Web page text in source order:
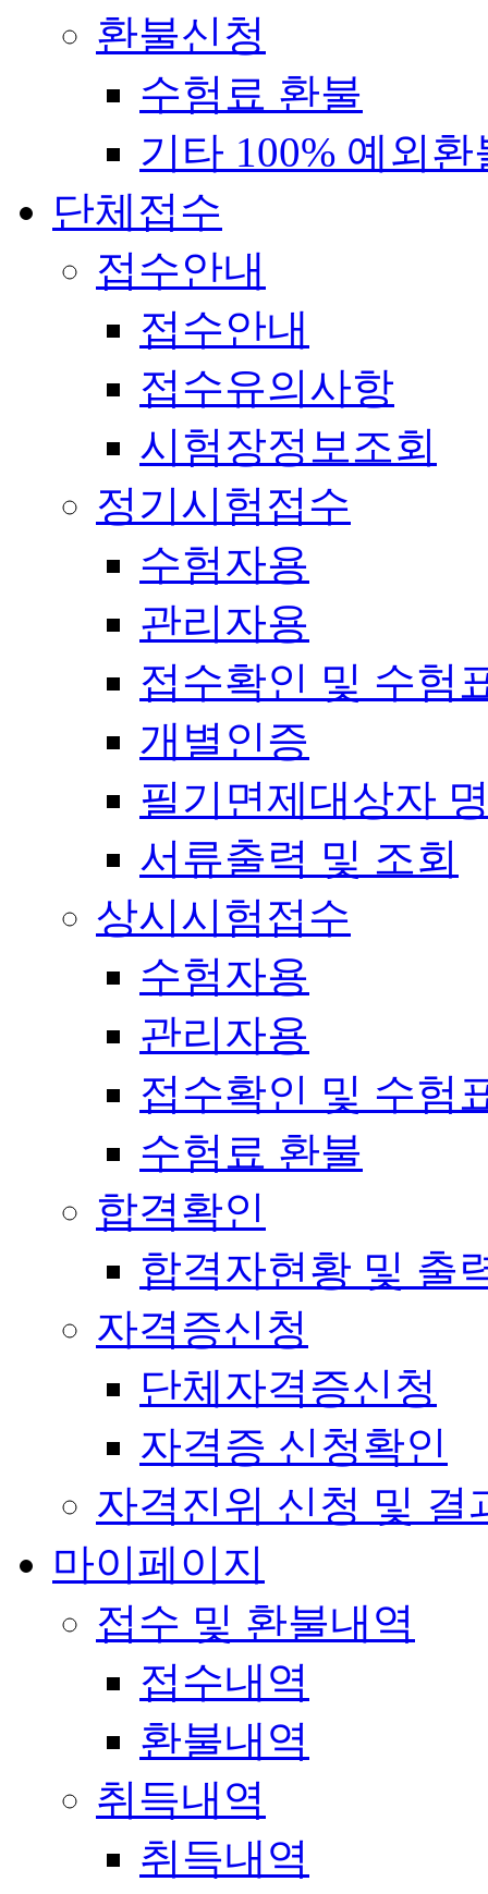
환불신청
수험료 환불
기타 100% 예외환
단체접수
접수안내
접수안내
접수유의사항
시험장정보조회
정기시험접수
수험자용
관리자용
접수확인 및 수험
개별인증
필기면제대상자
서류출력 및 조회
상시시험접수
수험자용
관리자용
접수확인 및 수험
수험료 환불
합격확인
합격자현황 및 출
자격증신청
단체자격증신청
자격증 신청확인
자격진위 신청 및 결
마이페이지
접수 및 환불내역
접수내역
환불내역
취득내역
취득내역